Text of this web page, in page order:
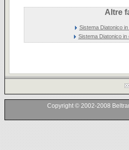
Altre
Sistema Diatonico
Sistema Diatonico in
Copyright © 2002-2008